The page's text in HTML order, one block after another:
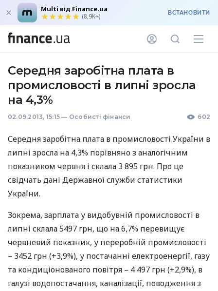
Multi від Finance.ua
(8,9K+) ВСТАНОВИТИ
Середня заробітна плата в
промисловості в липні зросла
на 4,3%
02.09.2013, 15:15 — Особисті фінанси 602
Середня заробітна плата в промисловості України в
липні зросла на 4,3% порівняно з аналогічним
показником червня і склала 3 895 грн. Про це
свідчать дані Державної служби статистики
України.
Зокрема, зарплата у видобувній промисловості в
липні склала 5497 грн, що на 6,7% перевищує
червневий показник, у переробній промисловості
– 3452 грн (+3,9%), у постачанні електроенергії, газу
та кондиціонованого повітря – 4 497 грн (+2,9%), в
галузі водопостачання, каналізації, поводження з